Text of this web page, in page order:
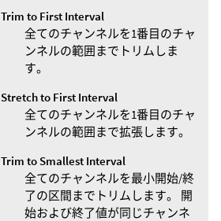
Trim to First Interval
全てのチャンネルを1番目のチャ
ンネルの範囲までトリムしま
す。
Stretch to First Interval
全てのチャンネルを1番目のチャ
ンネルの範囲まで拡張します。
Trim to Smallest Interval
全てのチャンネルを最小開始/終
了の区間までトリムします。 開
始および終了値が同じチャンネ